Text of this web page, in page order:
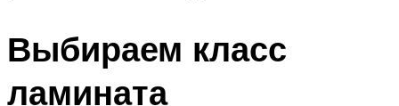
Выбираем класс
ламината